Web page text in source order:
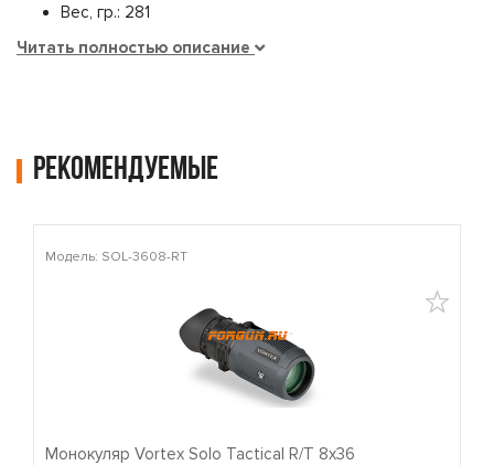
Вес, гр.: 281
Читать полностью описание
Рекомендуемые
Модель: SOL-3608-RT
Монокуляр Vortex Solo Tactical R/T 8x36